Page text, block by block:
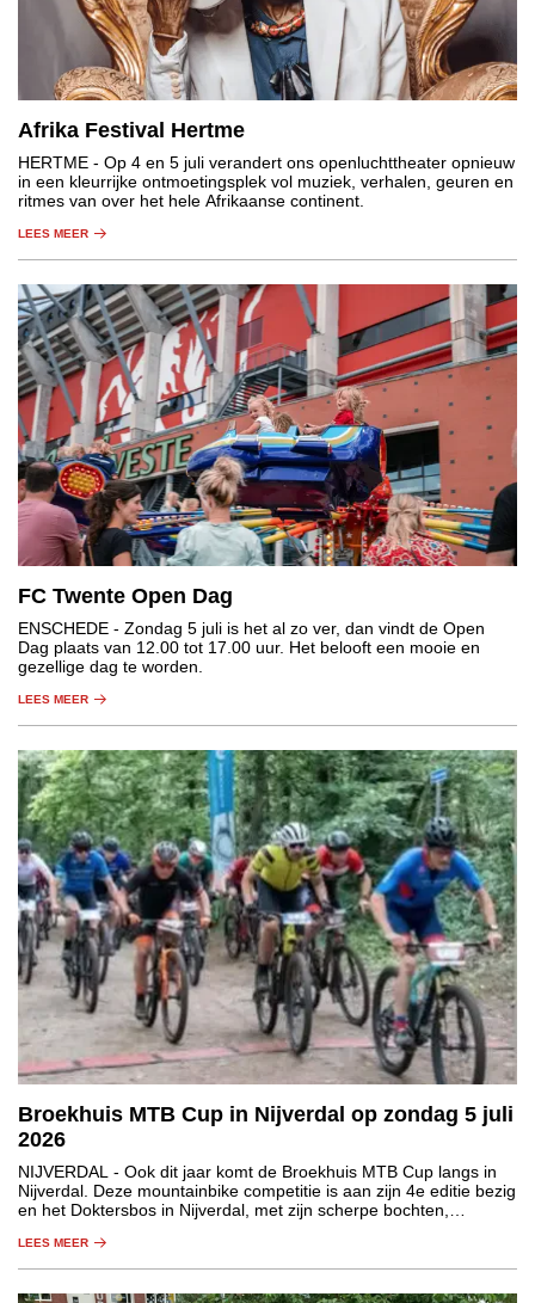
Afrika Festival Hertme
HERTME - Op 4 en 5 juli verandert ons openluchttheater opnieuw
in een kleurrijke ontmoetingsplek vol muziek, verhalen, geuren en
ritmes van over het hele Afrikaanse continent.
LEES MEER
FC Twente Open Dag
ENSCHEDE - Zondag 5 juli is het al zo ver, dan vindt de Open
Dag plaats van 12.00 tot 17.00 uur. Het belooft een mooie en
gezellige dag te worden.
LEES MEER
Broekhuis MTB Cup in Nijverdal op zondag 5 juli
2026
NIJVERDAL - Ook dit jaar komt de Broekhuis MTB Cup langs in
Nijverdal. Deze mountainbike competitie is aan zijn 4e editie bezig
en het Doktersbos in Nijverdal, met zijn scherpe bochten,
ontbreken.
LEES MEER